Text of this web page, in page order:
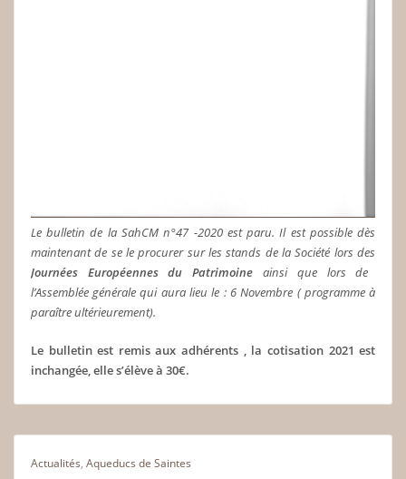
Le bulletin de la SahCM n°47 -2020 est paru. Il est possible dès
maintenant de se le procurer sur les stands de la Société lors des
Journées Européennes du Patrimoine ainsi que lors de
l’Assemblée générale qui aura lieu le : 6 Novembre ( programme à
paraître ultérieurement).
Le bulletin est remis aux adhérents , la cotisation 2021 est
inchangée, elle s’élève à 30€.
Actualités, Aqueducs de Saintes